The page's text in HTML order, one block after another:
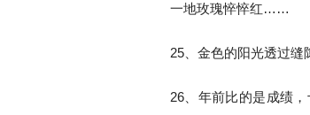
一地玫瑰悴悴红……
25、金色的阳光透过缝
26、年前比的是成绩